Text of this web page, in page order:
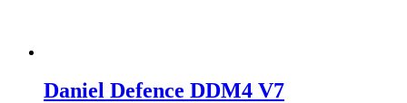
Daniel Defence DDM4 V7